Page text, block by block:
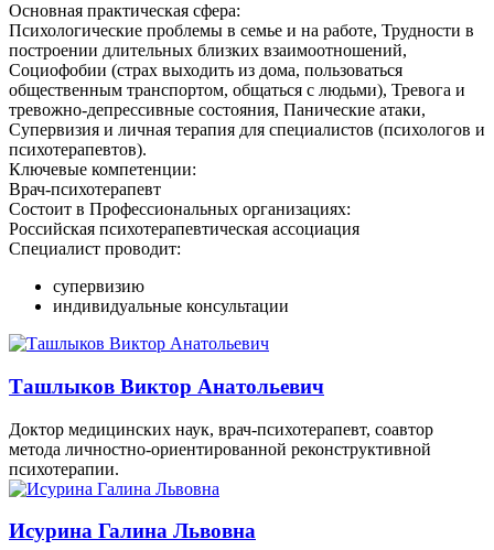
Основная практическая сфера:
Психологические проблемы в семье и на работе, Трудности в
построении длительных близких взаимоотношений,
Социофобии (страх выходить из дома, пользоваться
общественным транспортом, общаться с людьми), Тревога и
тревожно-депрессивные состояния, Панические атаки,
Супервизия и личная терапия для специалистов (психологов и
психотерапевтов).
Ключевые компетенции:
Врач-психотерапевт
Состоит в Профессиональных организациях:
Российская психотерапевтическая ассоциация
Специалист проводит:
супервизию
индивидуальные консультации
Ташлыков Виктор Анатольевич
Доктор медицинских наук, врач-психотерапевт, соавтор
метода личностно-ориентированной реконструктивной
психотерапии.
Исурина Галина Львовна